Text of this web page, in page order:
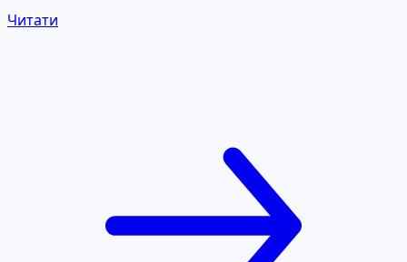
Читати